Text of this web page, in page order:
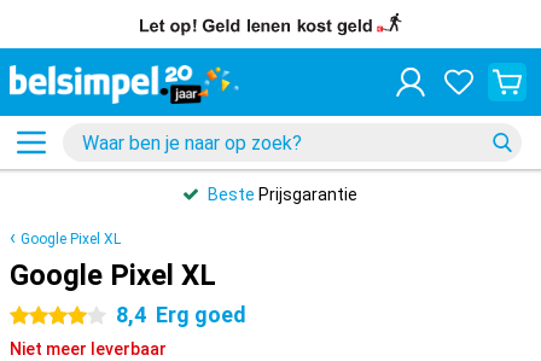
Beste Prijsgarantie
Google Pixel XL
Google Pixel XL
4 sterren 8,4 Erg goed
Niet meer leverbaar